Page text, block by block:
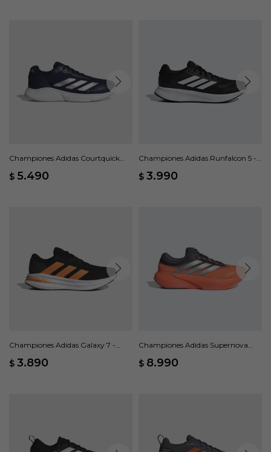
Championes Adidas Courtquick
$ 5.490
Championes Adidas Runfalcon 5 -
$ 3.990
Championes Adidas Galaxy 7 -
$ 3.890
Championes Adidas Supernova
$ 8.990